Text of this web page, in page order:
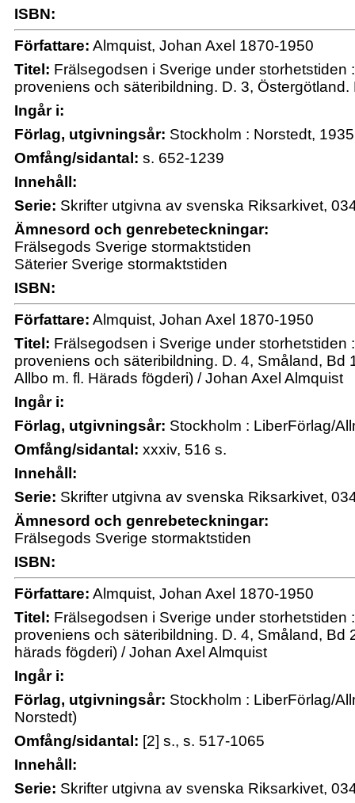
ISBN:
Författare: Almquist, Johan Axel 1870-1950
Titel: Frälsegodsen i Sverige under storhetstiden
proveniens och säteribildning. D. 3,
Ingår i:
Förlag, utgivningsår: Stockholm : Norstedt, 1935
Omfång/sidantal: s. 652-1239
Innehåll:
Serie: Skrifter utgivna av svenska Riksarkivet,
Ämnesord och genrebeteckningar:
Frälsegods Sverige stormaktstiden
Säterier Sverige stormaktstiden
ISBN:
Författare: Almquist, Johan Axel 1870-1950
Titel: Frälsegodsen i Sverige under storhetstiden
proveniens och säteribildning. D. 4, Småland, Bd
Allbo m. fl. Härads fögderi) / Johan Axel Almquist
Ingår i:
Förlag, utgivningsår: Stockholm : LiberFörlag/
Omfång/sidantal: xxxiv, 516 s.
Innehåll:
Serie: Skrifter utgivna av svenska Riksarkivet,
Ämnesord och genrebeteckningar:
Frälsegods Sverige stormaktstiden
ISBN:
Författare: Almquist, Johan Axel 1870-1950
Titel: Frälsegodsen i Sverige under storhetstiden
proveniens och säteribildning. D. 4, Småland, Bd
härads fögderi) / Johan Axel Almquist
Ingår i:
Förlag, utgivningsår: Stockholm : LiberFörlag/
Norstedt)
Omfång/sidantal: [2] s., s. 517-1065
Innehåll:
Serie: Skrifter utgivna av svenska Riksarkivet,